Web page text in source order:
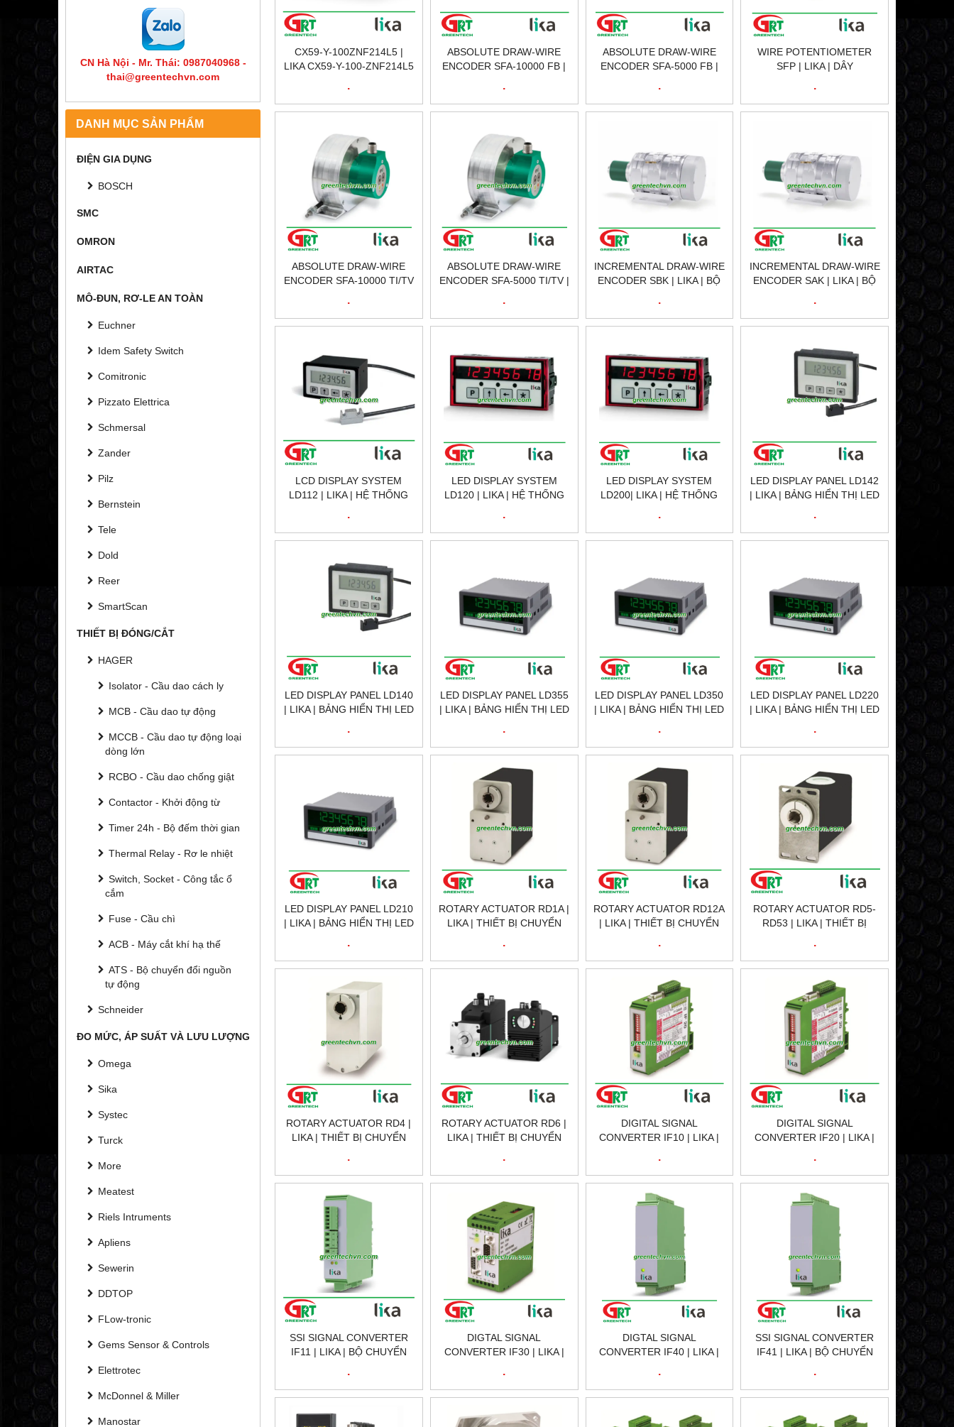
CN Hà Nội - Mr. Thái: 0987040968 -
thai@greentechvn.com
DANH MỤC SẢN PHẨM
ĐIỆN GIA DỤNG
BOSCH
SMC
OMRON
AIRTAC
MÔ-ĐUN, RƠ-LE AN TOÀN
Euchner
Idem Safety Switch
Comitronic
Pizzato Elettrica
Schmersal
Zander
Pilz
Bernstein
Tele
Dold
Reer
SmartScan
THIẾT BỊ ĐÓNG/CẮT
HAGER
Isolator - Cầu dao cách ly
MCB - Cầu dao tự động
MCCB - Cầu dao tự động loại
dòng lớn
RCBO - Cầu dao chống giật
Contactor - Khởi động từ
Timer 24h - Bộ đếm thời gian
Thermal Relay - Rơ le nhiệt
Switch, Socket - Công tắc ổ
cắm
Fuse - Cầu chì
ACB - Máy cắt khí hạ thế
ATS - Bộ chuyển đổi nguồn
tự động
Schneider
ĐO MỨC, ÁP SUẤT VÀ LƯU LƯỢNG
Omega
Sika
Systec
Turck
More
Meatest
Riels Intruments
Apliens
Sewerin
DDTOP
FLow-tronic
Gems Sensor & Controls
Elettrotec
McDonnel & Miller
Manostar
CX59-Y-100ZNF214L5 |
LIKA CX59-Y-100-ZNF214L5
VIETNAM
.
ABSOLUTE DRAW-WIRE
ENCODER SFA-10000 FB |
VIETNAM
.
ABSOLUTE DRAW-WIRE
ENCODER SFA-5000 FB |
VIETNAM
.
WIRE POTENTIOMETER
SFP | LIKA | DÂY
.
ABSOLUTE DRAW-WIRE
ENCODER SFA-10000 TI/TV
VIETNAM
.
ABSOLUTE DRAW-WIRE
ENCODER SFA-5000 TI/TV |
.
INCREMENTAL DRAW-WIRE
ENCODER SBK | LIKA | BỘ
.
INCREMENTAL DRAW-WIRE
ENCODER SAK | LIKA | BỘ
.
LCD DISPLAY SYSTEM
LD112 | LIKA | HỆ THỐNG
.
LED DISPLAY SYSTEM
LD120 | LIKA | HỆ THỐNG
.
LED DISPLAY SYSTEM
LD200| LIKA | HỆ THỐNG
.
LED DISPLAY PANEL LD142
| LIKA | BẢNG HIỂN THỊ LED
.
LED DISPLAY PANEL LD140
| LIKA | BẢNG HIỂN THỊ LED
.
LED DISPLAY PANEL LD355
| LIKA | BẢNG HIỂN THỊ LED
.
LED DISPLAY PANEL LD350
| LIKA | BẢNG HIỂN THỊ LED
.
LED DISPLAY PANEL LD220
| LIKA | BẢNG HIỂN THỊ LED
.
LED DISPLAY PANEL LD210
| LIKA | BẢNG HIỂN THỊ LED
.
ROTARY ACTUATOR RD1A |
LIKA | THIẾT BỊ CHUYỂN
.
ROTARY ACTUATOR RD12A
| LIKA | THIẾT BỊ CHUYỂN
.
ROTARY ACTUATOR RD5-
RD53 | LIKA | THIẾT BỊ
.
ROTARY ACTUATOR RD4 |
LIKA | THIẾT BỊ CHUYỂN
.
ROTARY ACTUATOR RD6 |
LIKA | THIẾT BỊ CHUYỂN
.
DIGITAL SIGNAL
CONVERTER IF10 | LIKA |
.
DIGITAL SIGNAL
CONVERTER IF20 | LIKA |
.
SSI SIGNAL CONVERTER
IF11 | LIKA | BỘ CHUYỂN
.
DIGTAL SIGNAL
CONVERTER IF30 | LIKA |
.
DIGTAL SIGNAL
CONVERTER IF40 | LIKA |
.
SSI SIGNAL CONVERTER
IF41 | LIKA | BỘ CHUYỂN
.